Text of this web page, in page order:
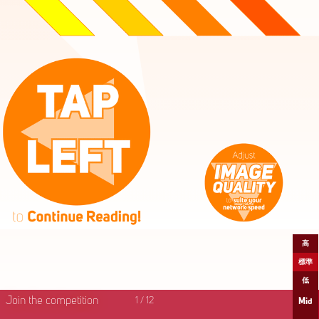
Join the competition 1 / 12 Mid
高
標準
低